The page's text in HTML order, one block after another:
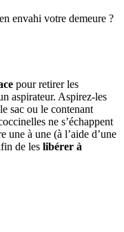
envahi votre demeure ?
pour retirer les
aspirateur. Aspirez-les
sac ou le contenant
ne s’échappent
une à une (à l’aide d’une
de les libérer à